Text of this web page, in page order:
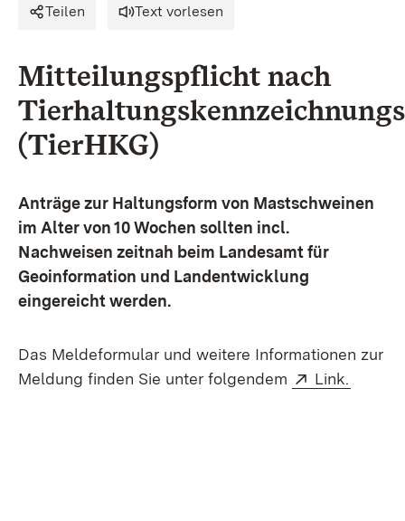
Teilen Text vorlesen
Mitteilungspflicht nach
(TierHKG)
Anträge zur Haltungsform von Mastschweinen
im Alter von 10 Wochen sollten incl.
Nachweisen zeitnah beim Landesamt für
Geoinformation und Landentwicklung
eingereicht werden.
Das Meldeformular und weitere Informationen zur
Meldung finden Sie unter folgendem
Extern:
Link.